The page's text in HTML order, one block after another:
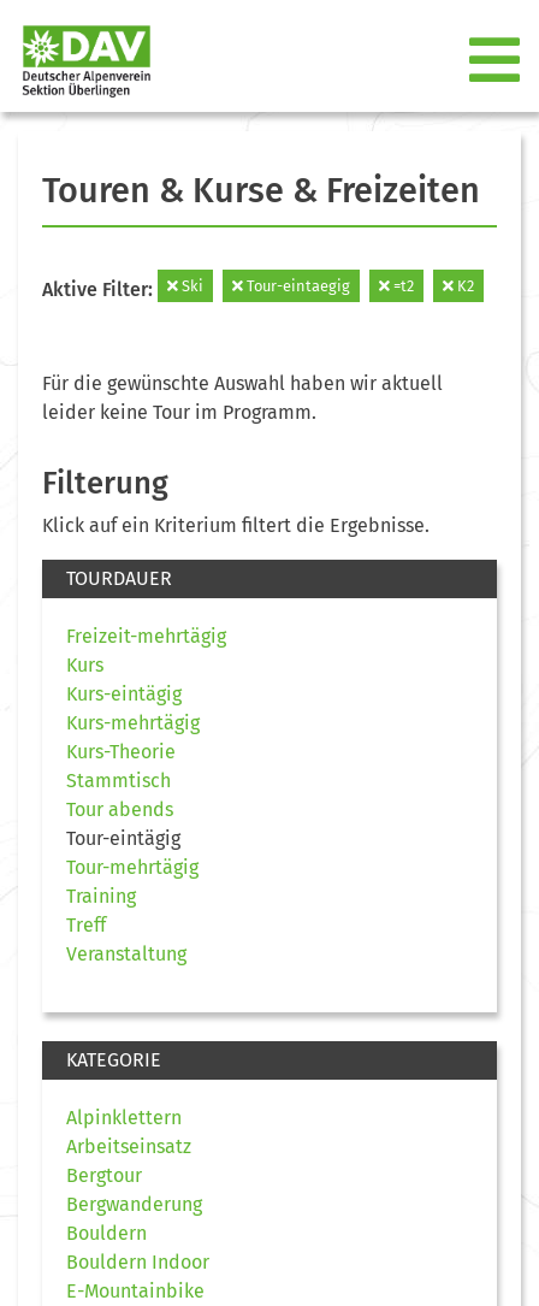
Touren & Kurse & Freizeiten
Aktive Filter: Ski Tour-eintaegig =t2 K2
Für die gewünschte Auswahl haben wir aktuell
leider keine Tour im Programm.
Filterung
Klick auf ein Kriterium filtert die Ergebnisse.
TOURDAUER
Freizeit-mehrtägig
Kurs
Kurs-eintägig
Kurs-mehrtägig
Kurs-Theorie
Stammtisch
Tour abends
Tour-eintägig
Tour-mehrtägig
Training
Treff
Veranstaltung
KATEGORIE
Alpinklettern
Arbeitseinsatz
Bergtour
Bergwanderung
Bouldern
Bouldern Indoor
E-Mountainbike